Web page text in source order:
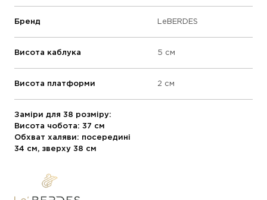
Бренд LeBERDES
Висота каблука 5 см
Висота платформи 2 см
Заміри для 38 розміру:
Висота чобота: 37 см
Обхват халяви: посередині
34 см, зверху 38 см